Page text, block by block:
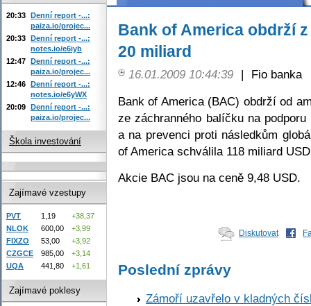
Bank of America obdrží
20 miliard
16.01.2009 10:44:39 |
Fio banka
Bank of America (BAC) obdrží od
ze záchranného balíčku na
a na prevenci proti následkům
of America schválila 118 miliard
Akcie BAC jsou na ceně 9,48 USD.
Diskutovat
Poslední zprávy
Zámoří uzavřelo v kladných
20:33 Denní report -...:
paiza.io/projec...
20:33 Denní report -...:
notes.io/e6iyb
12:47 Denní report -...:
paiza.io/projec...
12:46 Denní report -...:
notes.io/e6yWX
20:09 Denní report -...:
paiza.io/projec...
Škola investování
Zajímavé vzestupy
PVT 1,19
+38,37
NLOK
600,00
+3,99
FIXZO
53,00
+3,92
CZGCE
985,00
+3,14
UQA
441,80 +1,61
Zajímavé poklesy